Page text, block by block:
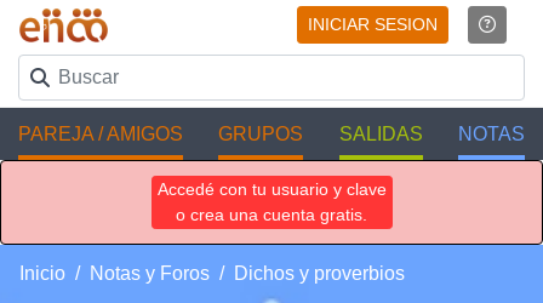
INICIAR SESION
PAREJA / AMIGOS GRUPOS SALIDAS NOTAS
Accedé con tu usuario y clave
o crea una cuenta gratis.
Inicio Notas y Foros Dichos y proverbios